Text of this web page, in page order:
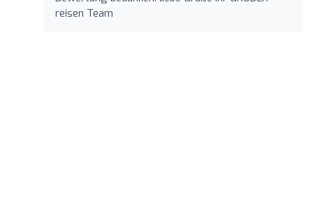
reisen Team